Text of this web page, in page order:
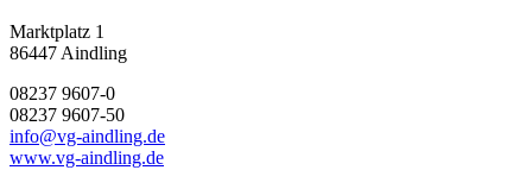
Marktplatz 1
86447 Aindling
08237 9607-0
08237 9607-50
info@vg-aindling.de
www.vg-aindling.de